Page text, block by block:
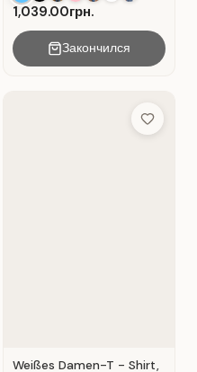
1,039.00грн.
Закончился
List Add to
Weißes Damen-T - Shirt,